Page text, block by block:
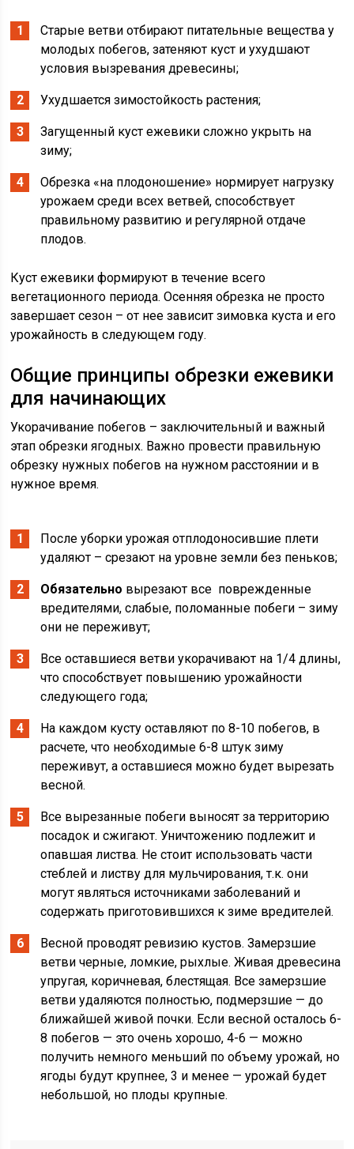
Старые ветви отбирают питательные вещества у
молодых побегов, затеняют куст и ухудшают
условия вызревания древесины;
Ухудшается зимостойкость растения;
Загущенный куст ежевики сложно укрыть на
зиму;
Обрезка «на плодоношение» нормирует нагрузку
урожаем среди всех ветвей, способствует
правильному развитию и регулярной отдаче
плодов.
Куст ежевики формируют в течение всего
вегетационного периода. Осенняя обрезка не просто
завершает сезон – от нее зависит зимовка куста и его
урожайность в следующем году.
Общие принципы обрезки ежевики
для начинающих
Укорачивание побегов – заключительный и важный
этап обрезки ягодных. Важно провести правильную
обрезку нужных побегов на нужном расстоянии и в
нужное время.
После уборки урожая отплодоносившие плети
удаляют – срезают на уровне земли без пеньков;
Обязательно вырезают все поврежденные
вредителями, слабые, поломанные побеги – зиму
они не переживут;
Все оставшиеся ветви укорачивают на 1/4 длины,
что способствует повышению урожайности
следующего года;
На каждом кусту оставляют по 8-10 побегов, в
расчете, что необходимые 6-8 штук зиму
переживут, а оставшиеся можно будет вырезать
весной.
Все вырезанные побеги выносят за территорию
посадок и сжигают. Уничтожению подлежит и
опавшая листва. Не стоит использовать части
стеблей и листву для мульчирования, т.к. они
могут являться источниками заболеваний и
содержать приготовившихся к зиме вредителей.
Весной проводят ревизию кустов. Замерзшие
ветви черные, ломкие, рыхлые. Живая древесина
упругая, коричневая, блестящая. Все замерзшие
ветви удаляются полностью, подмерзшие — до
ближайшей живой почки. Если весной осталось 6-
8 побегов — это очень хорошо, 4-6 — можно
получить немного меньший по объему урожай, но
ягоды будут крупнее, 3 и менее — урожай будет
небольшой, но плоды крупные.